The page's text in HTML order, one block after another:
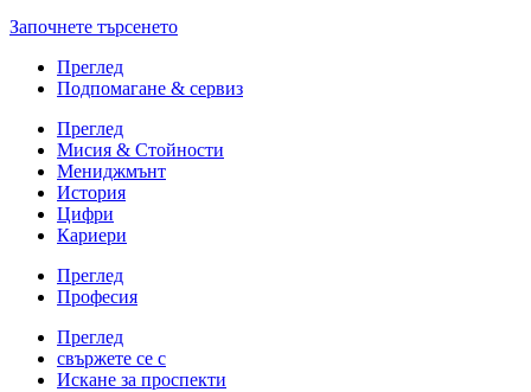
Започнете търсенето
Преглед
Подпомагане & сервиз
Преглед
Мисия & Стойности
Мениджмънт
История
Цифри
Кариери
Преглед
Професия
Преглед
свържете се с
Искане за проспекти